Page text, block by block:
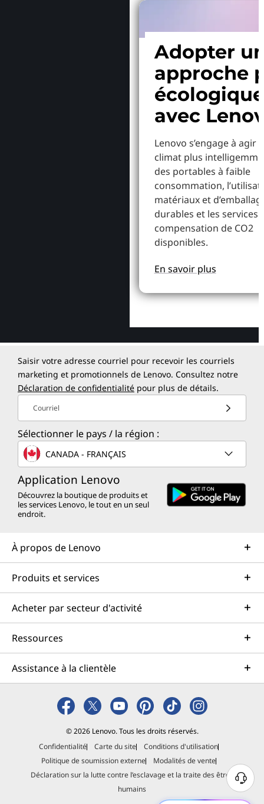
Adopter
approche
écologique
avec
Lenovo s’engage à agir
climat plus
des portables à faible
consommation,
matériaux et
durables et les services
compensation de CO2
disponibles.
En savoir plus
Saisir votre adresse courriel pour recevoir les courriels
marketing et promotionnels de Lenovo. Consultez notre
Déclaration de confidentialité pour plus de détails.
Courriel
Sélectionner le pays / la région :
CANADA - FRANÇAIS
Application Lenovo
Découvrez la boutique de produits et
les services Lenovo, le tout en un seul
endroit.
À propos de Lenovo
Produits et services
Acheter par secteur d'activité
Ressources
Assistance à la clientèle
© 2026 Lenovo. Tous les droits réservés.
Confidentialité
Carte du site
Conditions d'utilisation
Politique de soumission externe
Modalités de vente
Déclaration sur la lutte contre l’esclavage et la traite des êtres
humains
B
e